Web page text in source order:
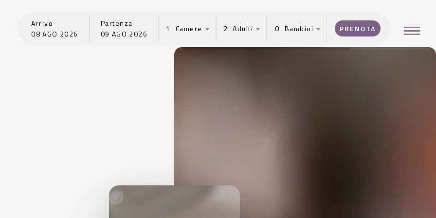
Arrivo
08 AGO 2026
Partenza
09 AGO 2026
1 2 0
Menu